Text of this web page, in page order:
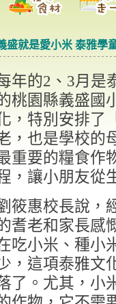
盛就是愛小米 泰雅學
年的2 、 3月是
桃園縣義盛國
，特別安排了
，也是學校的
重要的糧食作
，讓小朋友從
筱惠校長說，
耆老和家長感
吃小米、種小
，這項泰雅文
了。尤其，小